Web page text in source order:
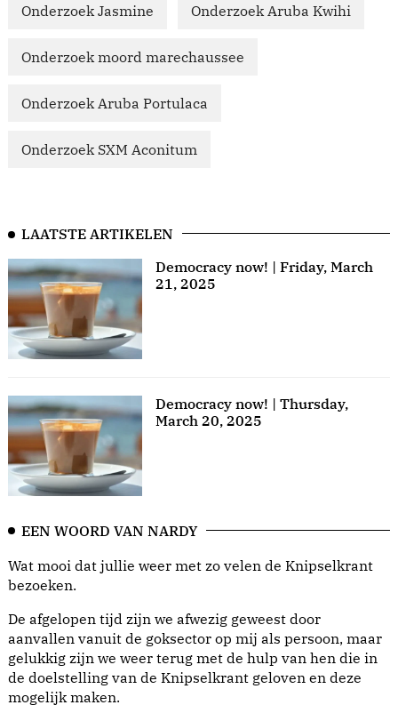
Onderzoek Jasmine Onderzoek Aruba Kwihi
Onderzoek moord marechaussee
Onderzoek Aruba Portulaca
Onderzoek SXM Aconitum
LAATSTE ARTIKELEN
Democracy now! | Friday, March
21, 2025
Democracy now! | Thursday,
March 20, 2025
EEN WOORD VAN NARDY
Wat mooi dat jullie weer met zo velen de Knipselkrant
bezoeken.
De afgelopen tijd zijn we afwezig geweest door
aanvallen vanuit de goksector op mij als persoon, maar
gelukkig zijn we weer terug met de hulp van hen die in
de doelstelling van de Knipselkrant geloven en deze
mogelijk maken.